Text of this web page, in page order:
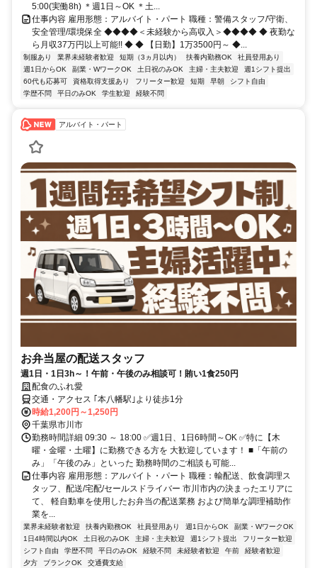
5:00(実働8h) ＊週1日～OK ＊土...
仕事内容 雇用形態：アルバイト・パート 職種：警備スタッフ/守衛、
安全管理/環境保全 ◆◆◆◆＜未経験から高収入＞◆◆◆◆ ◆ 夜勤な
ら月収37万円以上可能!! ◆ ◆ 【日勤】1万3500円～ ◆...
制服あり 業界未経験者歓迎 短期（3ヵ月以内） 扶養内勤務OK
社員登用あり
週1日からOK
副業・WワークOK 土日祝のみOK 主婦・主夫歓迎
週1シフト提出
60代も応募可
資格取得支援あり フリーター歓迎 短期 早朝
シフト自由
学歴不問
平日のみOK 学生歓迎 経験不問
アルバイト・パート
お弁当屋の配送スタッフ
週1日・1日3h～！午前・午後のみ相談可！賄い1食250円
配食のふれ愛
交通・アクセス ｢本八幡駅｣より徒歩1分
時給1,200円～1,250円
千葉県市川市
勤務時間詳細 09:30 ～ 18:00 ✅週1日、1日6時間～OK ✅特に【木
曜・金曜・土曜】に勤務できる方を 大歓迎しています！ ■「午前の
み」「午後のみ」といった 勤務時間のご相談も可能...
仕事内容 雇用形態：アルバイト・パート 職種：輸配送、飲食調理ス
タッフ、配送/宅配/セールスドライバー 市川市内の決まったエリアに
て、 軽自動車を使用したお弁当の配送業務 および簡単な調理補助作
業を...
業界未経験者歓迎 扶養内勤務OK 社員登用あり 週1日からOK
副業・WワークOK
1日4時間以内OK
土日祝のみOK 主婦・主夫歓迎 週1シフト提出
フリーター歓迎
シフト自由
学歴不問 平日のみOK 経験不問 未経験者歓迎 午前
経験者歓迎
夕方
ブランクOK 交通費支給